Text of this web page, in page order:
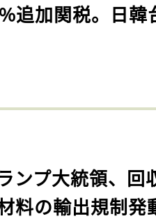
追加関税。日韓
ンプ大統領、回
料の輸出規制発